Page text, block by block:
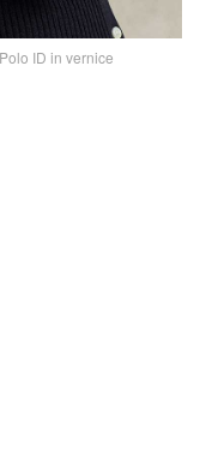
ID in vernice